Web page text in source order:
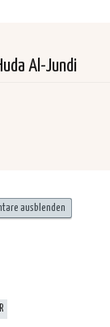
Al-Jundi
ausblenden